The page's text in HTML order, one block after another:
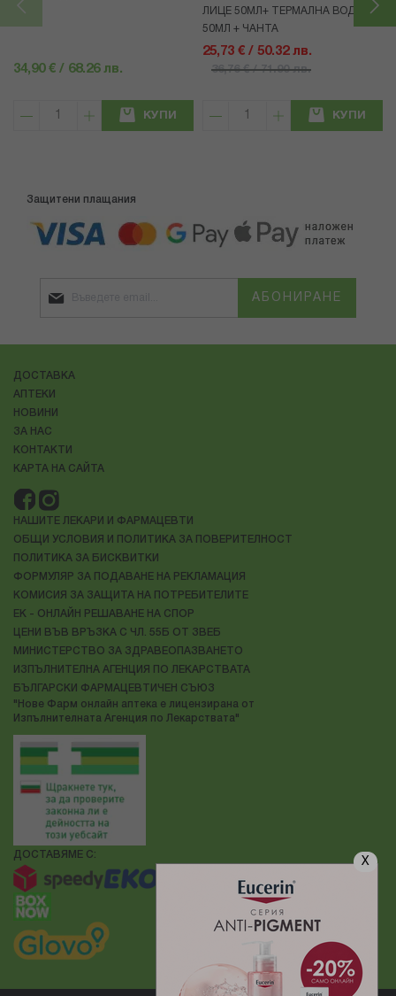
X
34,90 € / 68.26 лв.
КУПИ
ЛИЦЕ 50МЛ+ ТЕРМАЛНА ВОДА
50МЛ + ЧАНТА
25,73 € / 50.32 лв.
36,76 € / 71.90 лв.
КУПИ
Защитени плащания
АБОНИРАНЕ
ДОСТАВКА
АПТЕКИ
НОВИНИ
ЗА НАС
КОНТАКТИ
КАРТА НА САЙТА
НАШИТЕ ЛЕКАРИ И ФАРМАЦЕВТИ
ОБЩИ УСЛОВИЯ И ПОЛИТИКА ЗА ПОВЕРИТЕЛНОСТ
ПОЛИТИКА ЗА БИСКВИТКИ
ФОРМУЛЯР ЗА ПОДАВАНЕ НА РЕКЛАМАЦИЯ
КОМИСИЯ ЗА ЗАЩИТА НА ПОТРЕБИТЕЛИТЕ
ЕК - ОНЛАЙН РЕШАВАНЕ НА СПОР
ЦЕНИ ВЪВ ВРЪЗКА С ЧЛ. 55Б ОТ ЗВЕБ
МИНИСТЕРСТВО ЗА ЗДРАВЕОПАЗВАНЕТО
ИЗПЪЛНИТЕЛНА АГЕНЦИЯ ПО ЛЕКАРСТВАТА
БЪЛГАРСКИ ФАРМАЦЕВТИЧЕН СЪЮЗ
"Нове Фарм онлайн аптека е лицензирана от
Изпълнителната Агенция по Лекарствата"
ДОСТАВЯМЕ С: